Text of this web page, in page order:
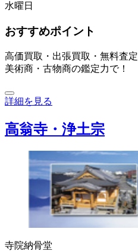
水曜日
おすすめポイント
高価買取・出張買取・無料査定
美術商・古物商の鑑定力で！
詳細を見る
高翁寺・浄土宗
寺院納骨堂